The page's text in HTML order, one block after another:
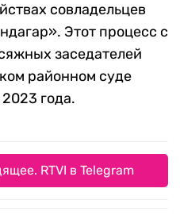
совладельцев
Этот процесс с
заседателей
районном суде
года.
RTVI в Telegram